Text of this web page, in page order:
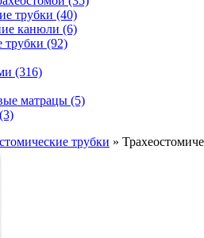
трубки (40)
канюли (6)
трубки (92)
(316)
матрацы (5)
трубки »